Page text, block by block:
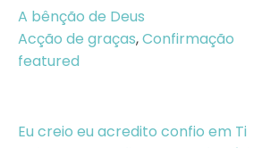
A bênção de Deus
Acção de graças,Confirmação
featured
Eu creio eu acredito confio em Ti